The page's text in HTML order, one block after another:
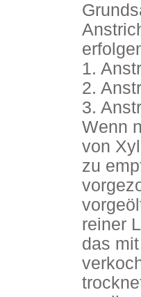
1.
2.
3.
Wenn
von
zu
reiner
das